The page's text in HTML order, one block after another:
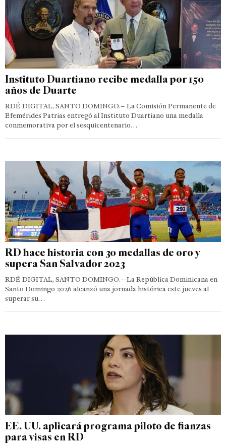
Instituto Duartiano recibe medalla por 150
años de Duarte
RDÉ DIGITAL, SANTO DOMINGO.– La Comisión Permanente de
Efemérides Patrias entregó al Instituto Duartiano una medalla
conmemorativa por el sesquicentenario…
RD hace historia con 30 medallas de oro y
supera San Salvador 2023
RDÉ DIGITAL, SANTO DOMINGO.– La República Dominicana en
Santo Domingo 2026 alcanzó una jornada histórica este jueves al
superar su…
EE. UU. aplicará programa piloto de fianzas
para visas en RD